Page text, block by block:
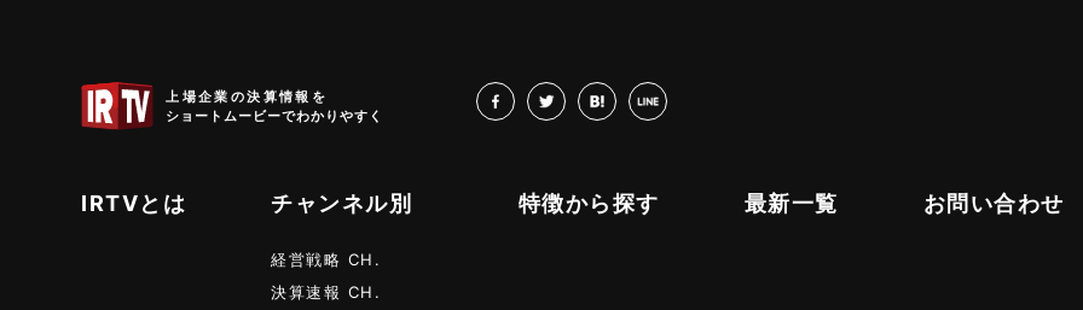
IRTV
上場企業の決算情報を
ショートムービーでわかりやすく
facebook
twitterhatenaLINE
IRTVとは チャンネル別
経営戦略 CH.
決算速報 CH.
特徴から探す 最新一覧 お問い合わせ